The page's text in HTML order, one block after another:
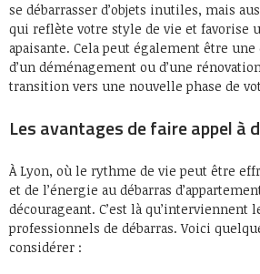
se débarrasser d’objets inutiles, mais
qui reflète votre style de vie et favorise
apaisante. Cela peut également être
d’un déménagement ou d’une
transition vers une nouvelle phase de
Les avantages de faire appel à
À Lyon, où le rythme de vie peut être
et de l’énergie au débarras
décourageant. C’est là qu’interviennent
professionnels de débarras. Voici
considérer :